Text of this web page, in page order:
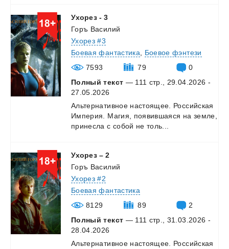
Ухорез - 3
Горъ Василий
Ухорез #3
Боевая фантастика
Боевое фэнтези
7593
79
0
Полный текст — 111 стр., 29.04.2026 -
27.05.2026
Альтернативное настоящее.
Российская
Империя.
Магия, появившаяся на земле,
принесла с собой не толь...
Ухорез – 2
Горъ Василий
Ухорез #2
Боевая фантастика
8129
89
2
Полный текст — 111 стр., 31.03.2026 -
28.04.2026
Альтернативное настоящее.
Российская